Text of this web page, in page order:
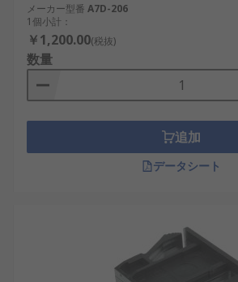
メーカー型番 A7D-206
1個小計：
￥1,200.00(税抜)
数量
追加
データシート